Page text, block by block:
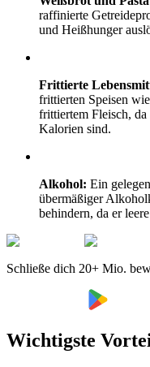
raffinierte
und Heißhunger
Frittierte
frittierten Speisen
frittiertem Fleisch, da
Kalorien sind.
Alkohol: Ein
übermäßiger
behindern, da er
Schließe dich 20+ Mio.
Wichtigste